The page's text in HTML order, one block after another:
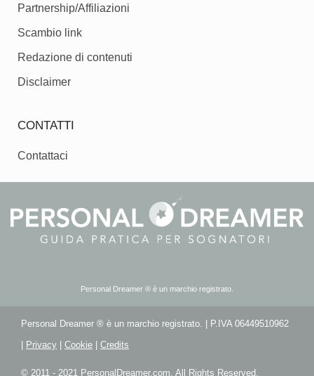
Partnership/Affiliazioni
Scambio link
Redazione di contenuti
Disclaimer
CONTATTI
Contattaci
Personal Dreamer ® è un marchio registrato.
Personal Dreamer ® è un marchio registrato. | P.IVA 06449510962
| Privacy | Cookie | Credits
© 2011 - 2021 PersonalDreamer.com. All Rights Reserved.